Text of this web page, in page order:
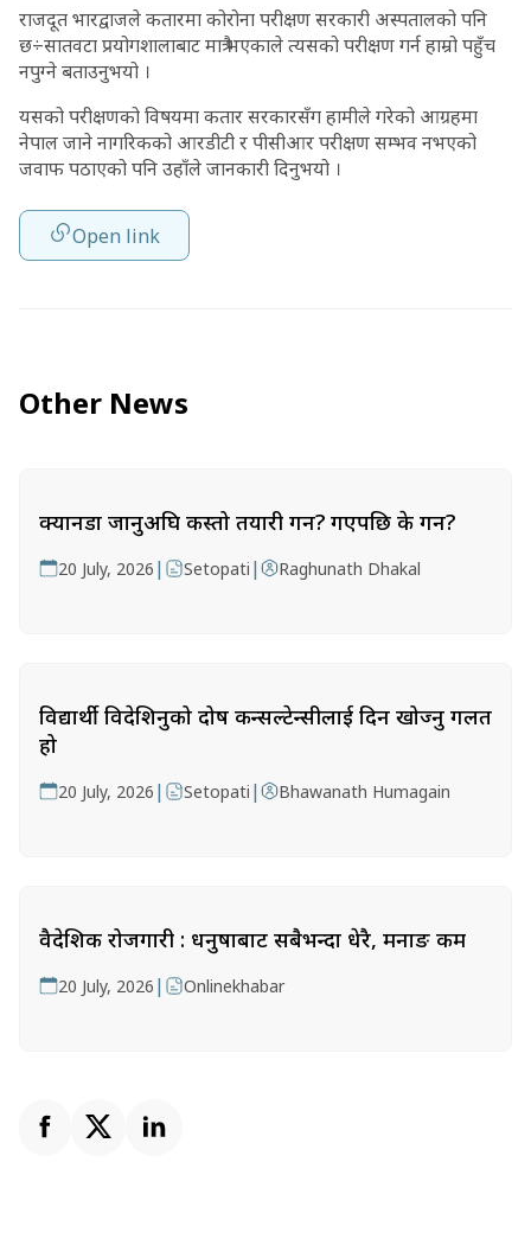
राजदूत भारद्वाजले कतारमा कोरोना परीक्षण सरकारी अस्पतालको पनि
छ÷सातवटा प्रयोगशालाबाट मात्रै भएकाले त्यसको परीक्षण गर्न हाम्रो पहुँच
नपुग्ने बताउनुभयो ।
यसको परीक्षणको विषयमा कतार सरकारसँग हामीले गरेको आग्रहमा
नेपाल जाने नागरिकको आरडीटी र पीसीआर परीक्षण सम्भव नभएको
जवाफ पठाएको पनि उहाँले जानकारी दिनुभयो ।
Open link
Other News
क्यानडा जानुअघि कस्तो तयारी गर्ने? गएपछि के गर्ने?
20 July, 2026 | Setopati | Raghunath Dhakal
विद्यार्थी विदेशिनुको दोष कन्सल्टेन्सीलाई दिन खोज्नु गलत
हो
20 July, 2026 | Setopati | Bhawanath Humagain
वैदेशिक रोजगारी : धनुषाबाट सबैभन्दा धेरै, मनाङ कम
20 July, 2026 | Onlinekhabar